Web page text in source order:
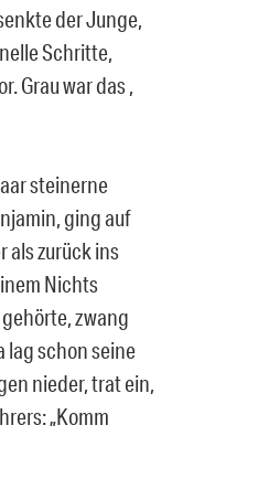
der Junge,
Schritte,
Grau war das ,
steinerne
ging auf
als zurück ins
Nichts
zwang
lag schon seine
nieder, trat ein,
„Komm